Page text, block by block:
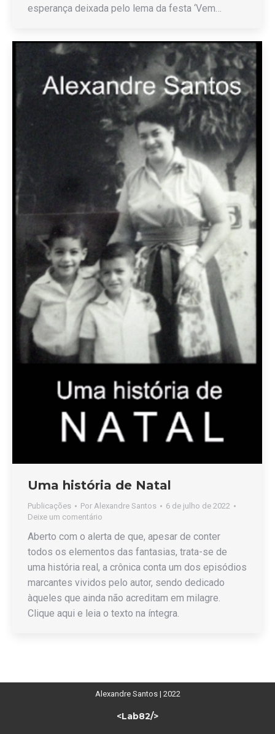
esperança deixada pelo lema da festa ‘Vem…
Uma história de Natal
Publicações Por Alexandre Santos
6 de julho de 2022
Deixe um comentário
Aberto com o alerta de que, apesar de conter
todos os elementos das fantasias, trata-se de
uma história real, a crônica conta um dos episódios
marcantes vividos pelo autor, sendo dedicado
àqueles que ainda não acreditam em milagre.
Clique aqui e leia o texto na íntegra.
Alexandre Santos | 2022
<Lab82/>